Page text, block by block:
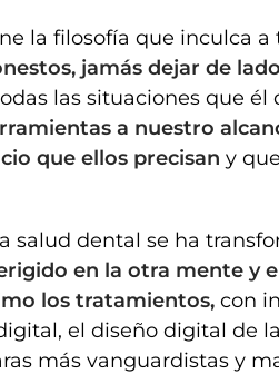
la filosofía que inculca a
jamás dejar de
las situaciones que él
a nuestro
que ellos precisan y
salud dental se ha
en la otra mente y
los tratamientos, con
el diseño digital de
más vanguardistas y